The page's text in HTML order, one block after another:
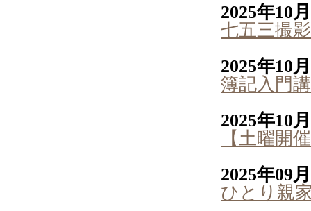
2025年10
七五三撮
2025年10
簿記入門
2025年10
【土曜開
2025年09
ひとり親